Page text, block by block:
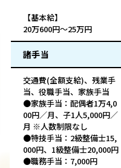
【基本給】
20万600円〜25万円
諸手当
交通費(全額支給)、残業手
当、役職手当、家族手当
●家族手当：配偶者1万4,0
00円／月、子1人5,000円／
月 ※人数制限なし
●特技手当：2級整備士15,
000円、1級整備士20,000円
●職務手当：7,000円